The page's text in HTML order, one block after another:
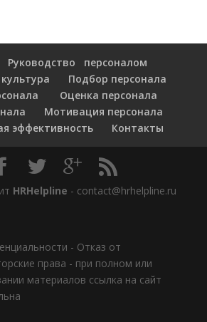
Руководство персоналом
Подбор персонала
Оценка персонала
Мотивация персонала
эффективность
Контакты
HRHelpline - contact@hrhelpline.ru
- Отказ от
права - при полном или
материалов ссылка на сайт